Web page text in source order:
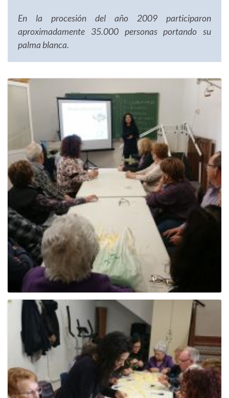
En la procesión del año 2009 participaron
aproximadamente 35.000 personas portando su
palma blanca.